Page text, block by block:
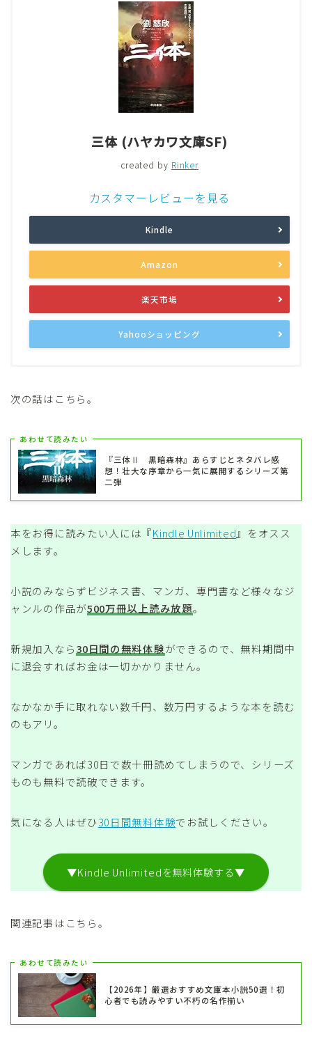
三体 (ハヤカワ文庫SF)
created by Rinker
カスタマーレビューを見る
Kindle
Amazon
楽天市場
Yahooショッピング
次の話はこちら。
あわせて読みたい
『三体Ⅱ 黒暗森林』あらすじとネタバレ感
想！壮大な序章から一気に展開するシリーズ第
二弾
本をお得に読みたい人には『Kindle Unlimited』をオスス
メします。
小説のみならずビジネス書、マンガ、専門書など様々なジ
ャンルの作品が500万冊以上読み放題。
新規加入なら30日間の無料体験ができるので、無料期間中
に退会すればお金は一切かかりません。
なかなか手に取れない数千円、数万円するような本を読む
のもアリ。
マンガであれば30日で数十冊読めてしまうので、シリーズ
ものも無料で読破できます。
気になる人はぜひ30日間無料体験でお試しください。
▼Kindle Unlimitedを無料体験する▼
関連記事はこちら。
あわせて読みたい
【2026年】厳選おすすめ文庫本小説50選！初
心者でも読みやすい不朽の名作揃い